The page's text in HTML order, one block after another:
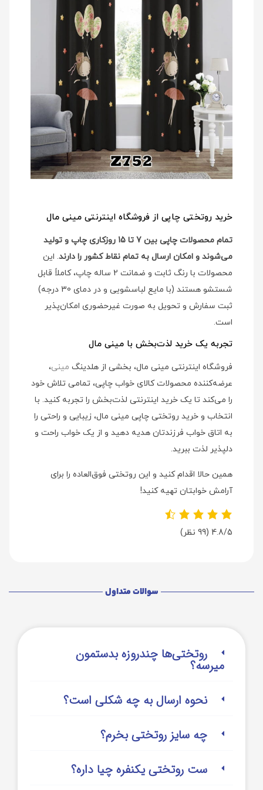
خرید روتختی چاپی از فروشگاه اینترنتی مینی مال
تمام محصولات چاپی بین 7 تا 15 روزکاری چاپ و تولید
می‌شوند و امکان ارسال به تمام نقاط کشور را دارند. این
محصولات با رنگ ثابت و ضمانت 2 ساله چاپ، کاملاً قابل
شستشو هستند (با مایع لباسشویی و در دمای 30 درجه)
ثبت سفارش و تحویل به صورت غیرحضوری امکان‌پذیر
است.
تجربه یک خرید لذت‌بخش با مینی مال
فروشگاه اینترنتی مینی مال، بخشی از هلدینگ مینی،
عرضه‌کننده محصولات کالای خواب چاپی، تمامی تلاش خود
را می‌کند تا یک خرید اینترنتی لذت‌بخش را تجربه کنید. با
انتخاب و خرید روتختی چاپی مینی مال، زیبایی و راحتی را
به اتاق خواب فرزندتان هدیه دهید و از یک خواب راحت و
دلپذیر لذت ببرید.
همین حالا اقدام کنید و این روتختی فوق‌العاده را برای
آرامش خوابتان تهیه کنید!
4.8/5 (99 نظر)
سوالات متداول
روتختی‌‌ها چندروزه بدستمون
میرسه؟
نحوه ارسال به چه شکلی است؟
چه سایز روتختی بخرم؟
ست روتختی یکنفره چیا داره؟